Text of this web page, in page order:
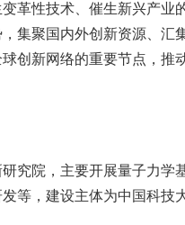
革性技术、催生新兴产业
集聚国内外创新资源、汇
创新网络的重要节点，推
究院，主要开展量子力学
等，建设主体为中国科技